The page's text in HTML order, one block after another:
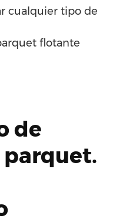
cualquier tipo de
flotante
de
parquet.